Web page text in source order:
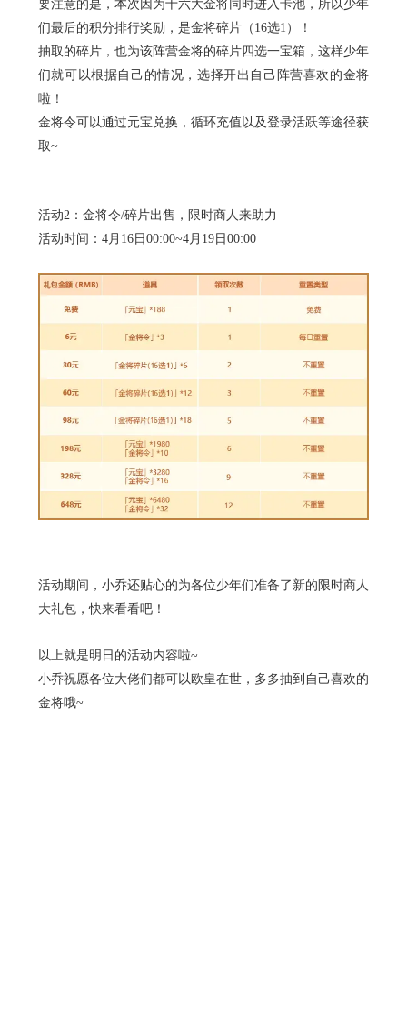
要注意的是，本次因为十六大金将同时进入卡池，所以少年
们最后的积分排行奖励，是金将碎片（ 16选1）！
抽取的碎片，也为该阵营金将的碎片四选一宝箱，这样少年
们就可以根据自己的情况，选择开出自己阵营喜欢的金将
啦！
金将令可以通过元宝兑换，循环充值以及登录活跃等途径获
取~
活动2：金将令/碎片出售，限时商人来助力
活动时间： 4月16日00:00~4月19日00:00
活动期间，小乔还贴心的为各位少年们准备了新的限时商人
大礼包，快来看看吧！
以上就是明日的活动内容啦~
小乔祝愿各位大佬们都可以欧皇在世，多多抽到自己喜欢的
金将哦~